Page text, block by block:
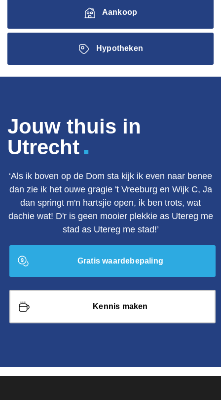
Aankoop
Hypotheken
Jouw thuis in
Utrecht.
‘Als ik boven op de Dom sta kijk ik even naar benee
dan zie ik het ouwe gragie 't Vreeburg en Wijk C, Ja
dan springt m'n hartsjie open, ik ben trots, wat
dachie wat! D'r is geen mooier plekkie as Utereg me
stad as Utereg me stad!’
Gratis waardebepaling
Kennis maken